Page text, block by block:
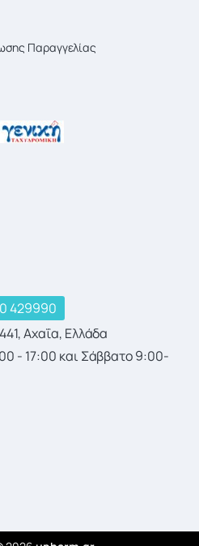
Παραγγελίας
429990
Αχαΐα, Ελλάδα
- 17:00 και Σάββατο 9:00-